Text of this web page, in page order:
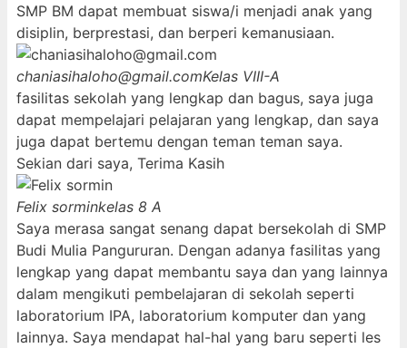
SMP BM dapat membuat siswa/i menjadi anak yang
disiplin, berprestasi, dan berperi kemanusiaan.
chaniasihaloho@gmail.comKelas VIII-A
fasilitas sekolah yang lengkap dan bagus, saya juga
dapat mempelajari pelajaran yang lengkap, dan saya
juga dapat bertemu dengan teman teman saya.
Sekian dari saya, Terima Kasih
Felix sorminkelas 8 A
Saya merasa sangat senang dapat bersekolah di SMP
Budi Mulia Pangururan. Dengan adanya fasilitas yang
lengkap yang dapat membantu saya dan yang lainnya
dalam mengikuti pembelajaran di sekolah seperti
laboratorium IPA, laboratorium komputer dan yang
lainnya. Saya mendapat hal-hal yang baru seperti les